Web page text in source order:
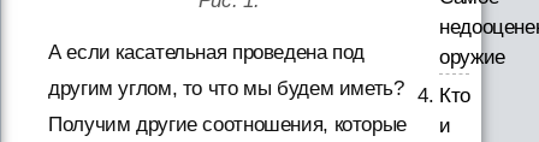
А если касательная проведена под
другим углом, то что мы будем иметь?
Получим другие соотношения, которые
оружие
Кто
и